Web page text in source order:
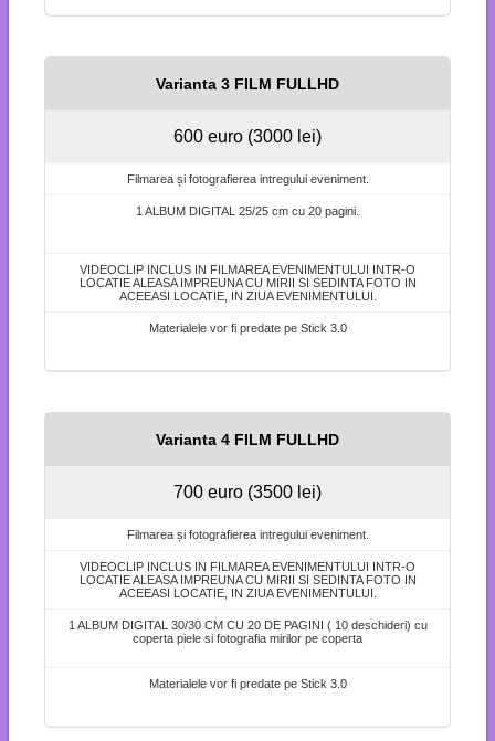
Varianta 3 FILM FULLHD
600 euro (3000 lei)
Filmarea și fotografierea intregului eveniment.
1 ALBUM DIGITAL 25/25 cm cu 20 pagini.
VIDEOCLIP INCLUS IN FILMAREA EVENIMENTULUI INTR-O
LOCATIE ALEASA IMPREUNA CU MIRII SI SEDINTA FOTO IN
ACEEASI LOCATIE, IN ZIUA EVENIMENTULUI.
Materialele vor fi predate pe Stick 3.0
Varianta 4 FILM FULLHD
700 euro (3500 lei)
Filmarea și fotografierea intregului eveniment.
VIDEOCLIP INCLUS IN FILMAREA EVENIMENTULUI INTR-O
LOCATIE ALEASA IMPREUNA CU MIRII SI SEDINTA FOTO IN
ACEEASI LOCATIE, IN ZIUA EVENIMENTULUI.
1 ALBUM DIGITAL 30/30 CM CU 20 DE PAGINI ( 10 deschideri) cu
coperta piele si fotografia mirilor pe coperta
Materialele vor fi predate pe Stick 3.0